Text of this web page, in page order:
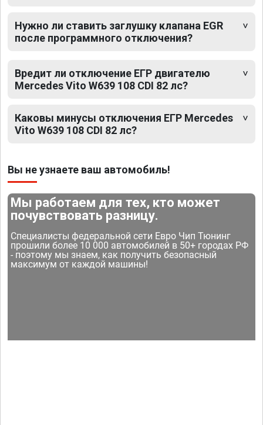
Нужно ли ставить заглушку клапана EGR
после программного отключения?
Вредит ли отключение ЕГР двигателю
Mercedes Vito W639 108 CDI 82 лс?
Каковы минусы отключения ЕГР Mercedes
Vito W639 108 CDI 82 лс?
Вы не узнаете ваш автомобиль!
Мы работаем для тех, кто может
почувствовать разницу.
Специалисты федеральной сети Евро Чип Тюнинг
прошили более 10 000 автомобилей в 50+ городах РФ
- поэтому мы знаем, как получить безопасный
максимум от каждой машины!